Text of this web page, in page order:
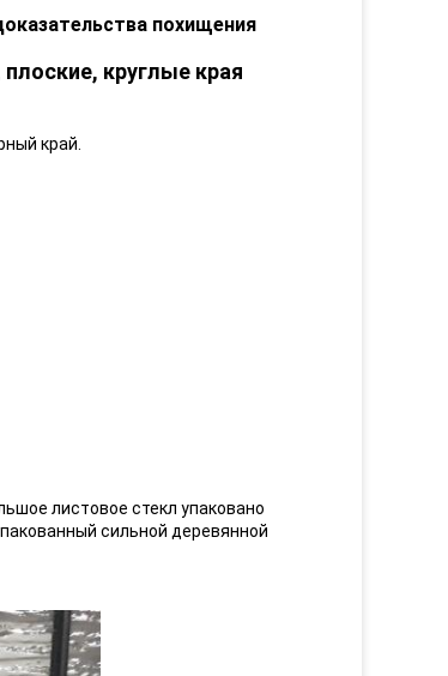
похищения
круглые края
край.
листовое стекл упаковано
сильной деревянной